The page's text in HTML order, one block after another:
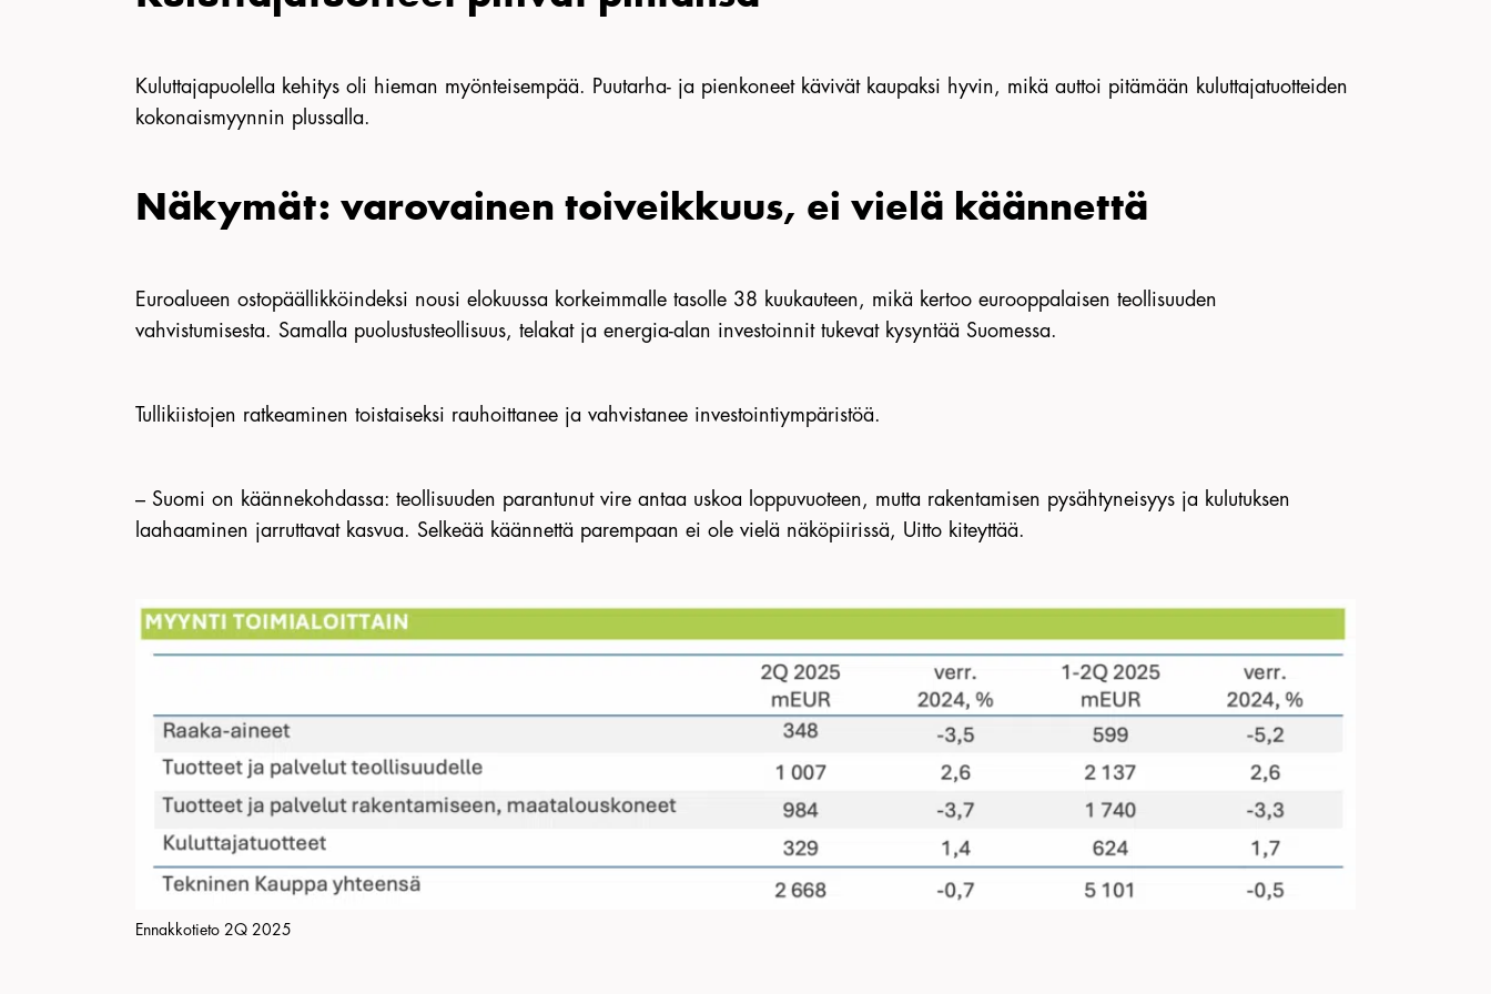
Kuluttajapuolella kehitys oli hieman myönteisempää. Puutarha- ja pienkoneet kävivät kaupaksi hyvin, mikä auttoi pitämään kuluttajatuotteiden
kokonaismyynnin plussalla.
Näkymät: varovainen toiveikkuus, ei vielä käännettä
Euroalueen ostopäällikköindeksi nousi elokuussa korkeimmalle tasolle 38 kuukauteen, mikä kertoo eurooppalaisen teollisuuden
vahvistumisesta. Samalla puolustusteollisuus, telakat ja energia-alan investoinnit tukevat kysyntää Suomessa.
Tullikiistojen ratkeaminen toistaiseksi rauhoittanee ja vahvistanee investointiympäristöä.
– Suomi on käännekohdassa: teollisuuden parantunut vire antaa uskoa loppuvuoteen, mutta rakentamisen pysähtyneisyys ja kulutuksen
laahaaminen jarruttavat kasvua. Selkeää käännettä parempaan ei ole vielä näköpiirissä, Uitto kiteyttää.
Ennakkotieto 2Q 2025